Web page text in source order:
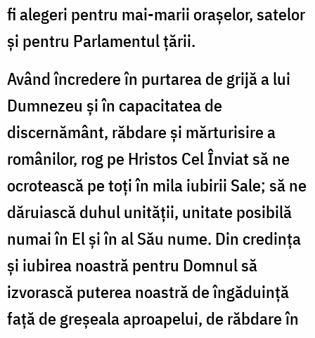
fi alegeri pentru mai-marii oraşelor, satelor
şi pentru Parlamentul ţării.
Având încredere în purtarea de grijă a lui
Dumnezeu şi în capacitatea de
discernământ, răbdare şi mărturisire a
românilor, rog pe Hristos Cel Înviat să ne
ocrotească pe toţi în mila iubirii Sale; să ne
dăruiască duhul unităţii, unitate posibilă
numai în El şi în al Său nume. Din credinţa
şi iubirea noastră pentru Domnul să
izvorască puterea noastră de îngăduinţă
faţă de greşeala aproapelui, de răbdare în